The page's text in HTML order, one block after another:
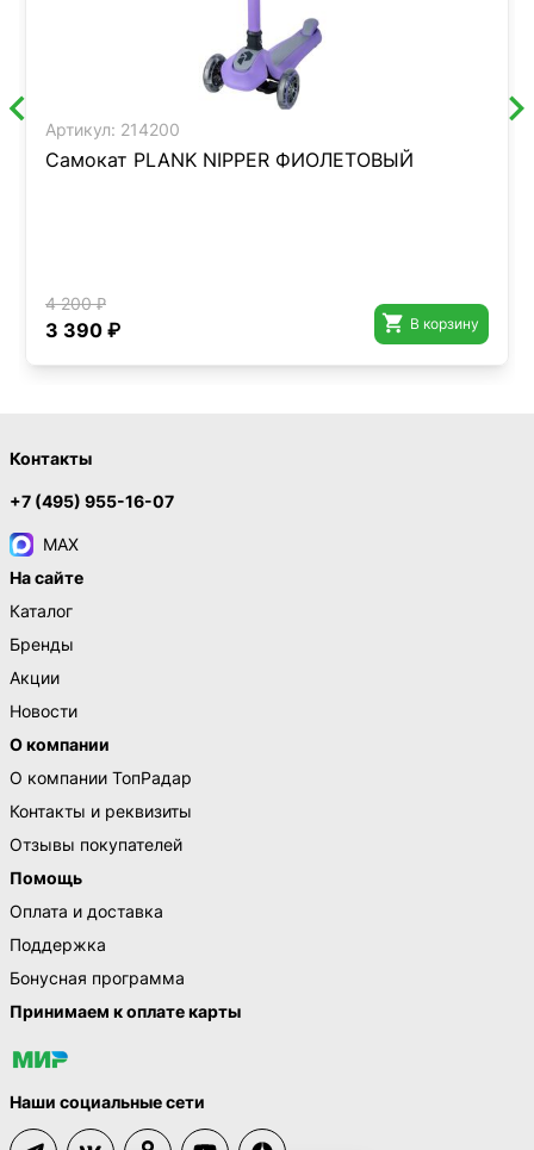
Артикул: 214200
Самокат PLANK NIPPER ФИОЛЕТОВЫЙ
4 200 ₽
3 390 ₽  В корзину
Контакты
+7 (495) 955-16-07
MAX
На сайте
Каталог
Бренды
Акции
Новости
О компании
О компании ТопРадар
Контакты и реквизиты
Отзывы покупателей
Помощь
Оплата и доставка
Поддержка
Бонусная программа
Принимаем к оплате карты
Наши социальные сети